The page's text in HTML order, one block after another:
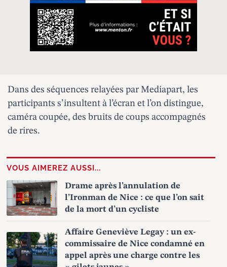
Dans des séquences relayées par Mediapart, les
participants s’insultent à l’écran et l’on distingue,
caméra coupée, des bruits de coups accompagnés
de rires.
VOUS AIMEREZ AUSSI...
Drame après l’annulation de
l’Ironman de Nice : ce que l’on sait
de la mort d’un cycliste
Affaire Geneviève Legay : un ex-
commissaire de Nice condamné en
appel après une charge contre les